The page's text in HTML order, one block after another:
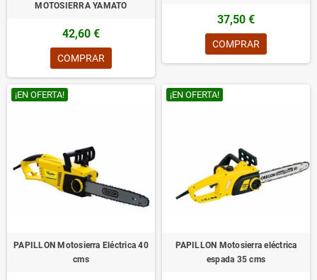
MOTOSIERRA YAMATO
42,60 €
COMPRAR
37,50 €
COMPRAR
¡EN OFERTA!
PAPILLON Motosierra Eléctrica 40
cms
¡EN OFERTA!
PAPILLON Motosierra eléctrica
espada 35 cms